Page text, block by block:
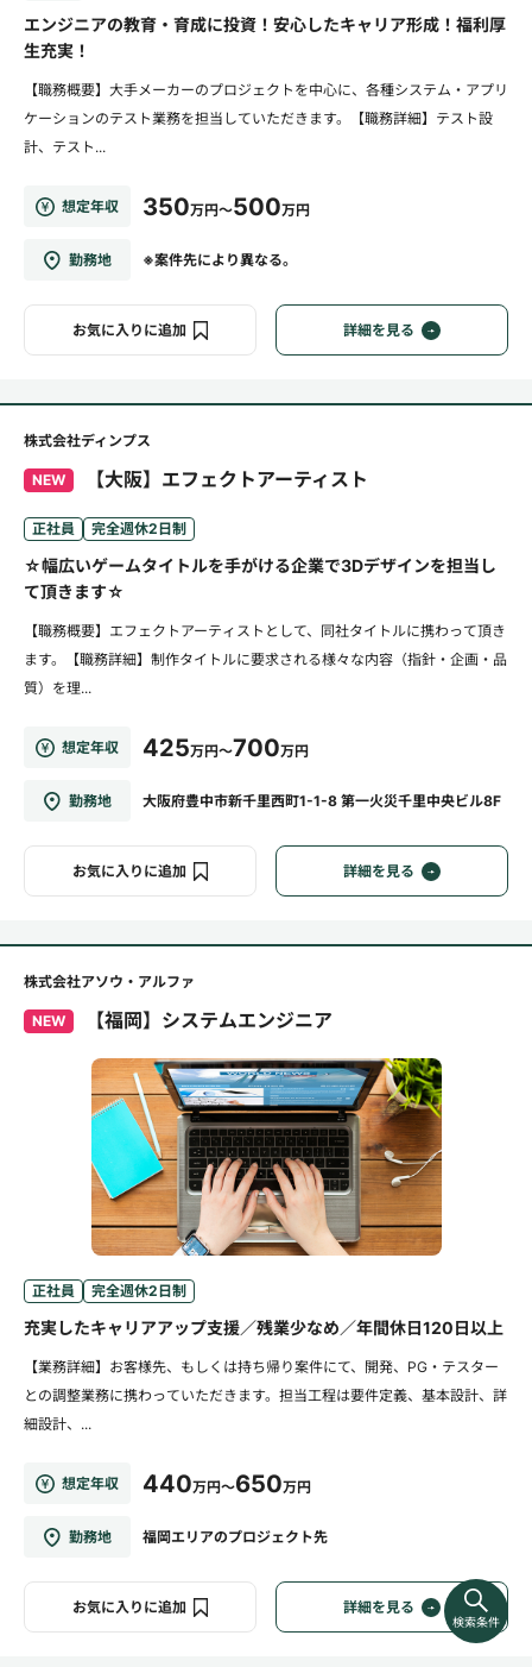
エンジニアの教育・育成に投資！安心したキャリア形成！福利厚
生充実！
【職務概要】大手メーカーのプロジェクトを中心に、各種システム・アプリ
ケーションのテスト業務を担当していただきます。【職務詳細】テスト設
計、テスト...
想定年収 350万円～500万円
勤務地 ※案件先により異なる。
お気に入りに追加 詳細を見る
株式会社ディンプス
NEW 【大阪】エフェクトアーティスト
正社員 完全週休2日制
☆幅広いゲームタイトルを手がける企業で3Dデザインを担当し
て頂きます☆
【職務概要】エフェクトアーティストとして、同社タイトルに携わって頂き
ます。【職務詳細】制作タイトルに要求される様々な内容（指針・企画・品
質）を理...
想定年収 425万円～700万円
勤務地 大阪府豊中市新千里西町1-1-8 第一火災千里中央ビル8F
お気に入りに追加 詳細を見る
株式会社アソウ・アルファ
NEW 【福岡】システムエンジニア
正社員 完全週休2日制
充実したキャリアアップ支援／残業少なめ／年間休日120日以上
【業務詳細】お客様先、もしくは持ち帰り案件にて、開発、PG・テスター
との調整業務に携わっていただきます。担当工程は要件定義、基本設計、詳
細設計、...
想定年収 440万円～650万円
勤務地 福岡エリアのプロジェクト先
お気に入りに追加 詳細を見る
検索条件